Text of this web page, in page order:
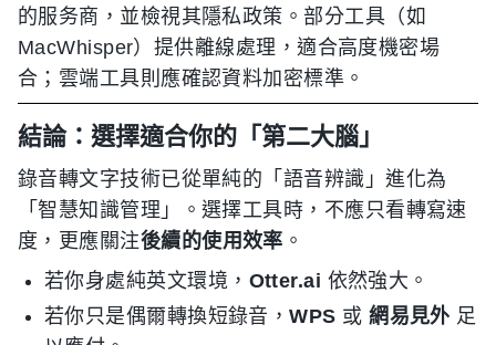
的服务商，並檢視其隱私政策。部分工具（如
MacWhisper）提供離線處理，適合高度機密場
合；雲端工具則應確認資料加密標準。
結論：選擇適合你的「第二大腦」
錄音轉文字技術已從單純的「語音辨識」進化為
「智慧知識管理」。選擇工具時，不應只看轉寫速
度，更應關注後續的使用效率 。
若你身處純英文環境， Otter.ai 依然強大。
若你只是偶爾轉換短錄音，WPS 或網易見外 足